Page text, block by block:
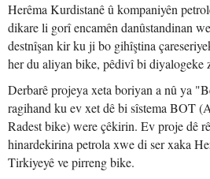
Herêma Kurdistanê û kompaniyên
dikare li gorî encamên danûstandinan
destnîşan kir ku ji bo gihîştina
her du aliyan bike, pêdivî bi diyalogeke
Derbarê projeya xeta boriyan a nû ya
ragihand ku ev xet dê bi sîstema BOT
Radest bike) were çêkirin. Ev proje dê
hinardekirina petrola xwe di ser xaka
Tirkiyeyê ve pirreng bike.